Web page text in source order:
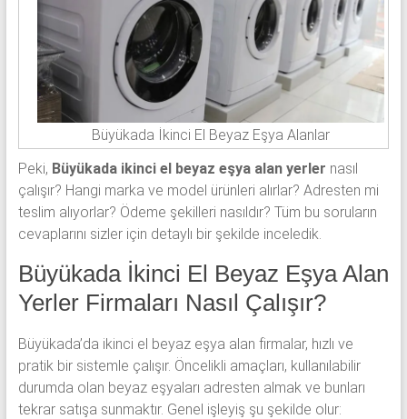
Büyükada İkinci El Beyaz Eşya Alanlar
Peki, Büyükada ikinci el beyaz eşya alan yerler nasıl
çalışır? Hangi marka ve model ürünleri alırlar? Adresten mi
teslim alıyorlar? Ödeme şekilleri nasıldır? Tüm bu soruların
cevaplarını sizler için detaylı bir şekilde inceledik.
Büyükada İkinci El Beyaz Eşya Alan
Yerler Firmaları Nasıl Çalışır?
Büyükada’da ikinci el beyaz eşya alan firmalar, hızlı ve
pratik bir sistemle çalışır. Öncelikli amaçları, kullanılabilir
durumda olan beyaz eşyaları adresten almak ve bunları
tekrar satışa sunmaktır. Genel işleyiş şu şekilde olur: